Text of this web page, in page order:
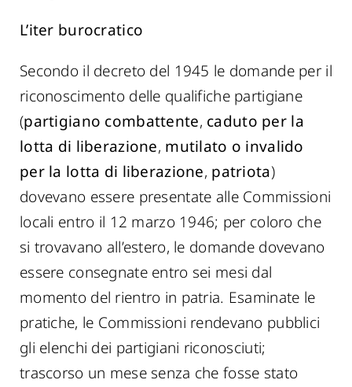
L’iter burocratico
Secondo il decreto del 1945 le domande per il
riconoscimento delle qualifiche partigiane
(partigiano combattente, caduto per la
lotta di liberazione, mutilato o invalido
per la lotta di liberazione, patriota)
dovevano essere presentate alle Commissioni
locali entro il 12 marzo 1946; per coloro che
si trovavano all’estero, le domande dovevano
essere consegnate entro sei mesi dal
momento del rientro in patria. Esaminate le
pratiche, le Commissioni rendevano pubblici
gli elenchi dei partigiani riconosciuti;
trascorso un mese senza che fosse stato